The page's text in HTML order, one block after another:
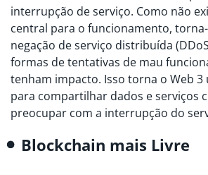
interrupção de serviço. Como não
central para o funcionamento,
negação de serviço distribuída
formas de tentativas de mau
tenham impacto. Isso torna o Web
para compartilhar dados e serviços
preocupar com a interrupção do
Blockchain mais Livre